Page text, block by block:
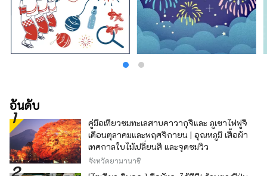
อันดับ
คู่มือเที่ยวชมทะเลสาบคาวากุจิและ ภูเขาไฟฟูจิ
เดือนตุลาคมและพฤศจิกายน | อุณหภูมิ เสื้อผ้า
เทศกาลใบไม้เปลี่ยนสี และจุดชมวิว
จังหวัดยามานาชิ